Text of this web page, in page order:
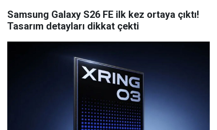
Samsung Galaxy S26 FE ilk kez ortaya çıktı!
Tasarım detayları dikkat çekti